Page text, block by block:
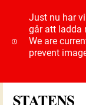
Just nu har
går att ladda
We are
prevent